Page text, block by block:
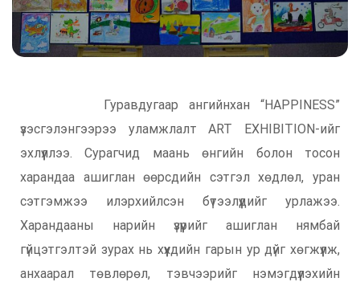
Гуравдугаар ангийнхан “HAPPINESS”
үзэсгэлэнгээрээ уламжлалт ART EXHIBITION-ийг
эхлүүллээ. Сурагчид маань өнгийн болон тосон
харандаа ашиглан өөрсдийн сэтгэл хөдлөл, уран
сэтгэмжээ илэрхийлсэн бүтээлүүдийг урлажээ.
Харандааны нарийн үзүүрийг ашиглан нямбай
гүйцэтгэлтэй зурах нь хүүхдийн гарын ур дүйг хөгжүүлж,
анхаарал төвлөрөл, тэвчээрийг нэмэгдүүлэхийн